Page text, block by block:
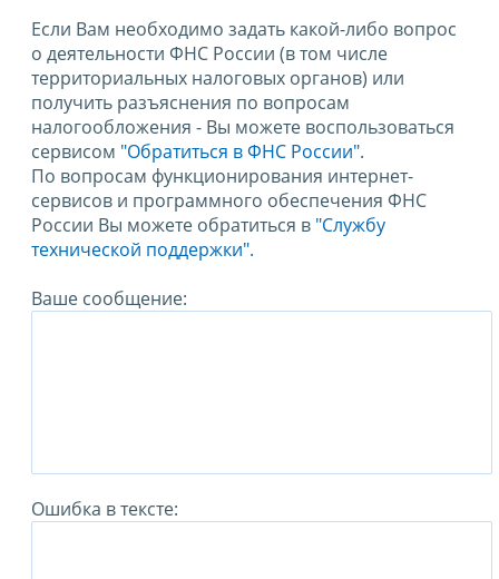
Если Вам необходимо задать какой-либо вопрос
о деятельности ФНС России (в том числе
территориальных налоговых органов) или
получить разъяснения по вопросам
налогообложения - Вы можете воспользоваться
сервисом "Обратиться в ФНС России".
По вопросам функционирования интернет-
сервисов и программного обеспечения ФНС
России Вы можете обратиться в "Службу
технической поддержки".
Ваше сообщение:
Ошибка в тексте: